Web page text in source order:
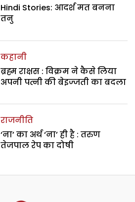
Hindi Stories: आदर्श मत बनना
तनु
कहानी
ब्रह्म राक्षस : विक्रम ने कैसे लिया
अपनी पत्नी की बेइज्जती का बदला
राजनीति
‘ना’ का अर्थ ‘ना’ ही है : तरुण
तेजपाल रेप का दोषी